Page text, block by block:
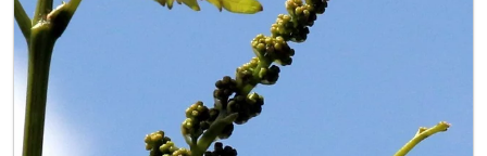
花びら